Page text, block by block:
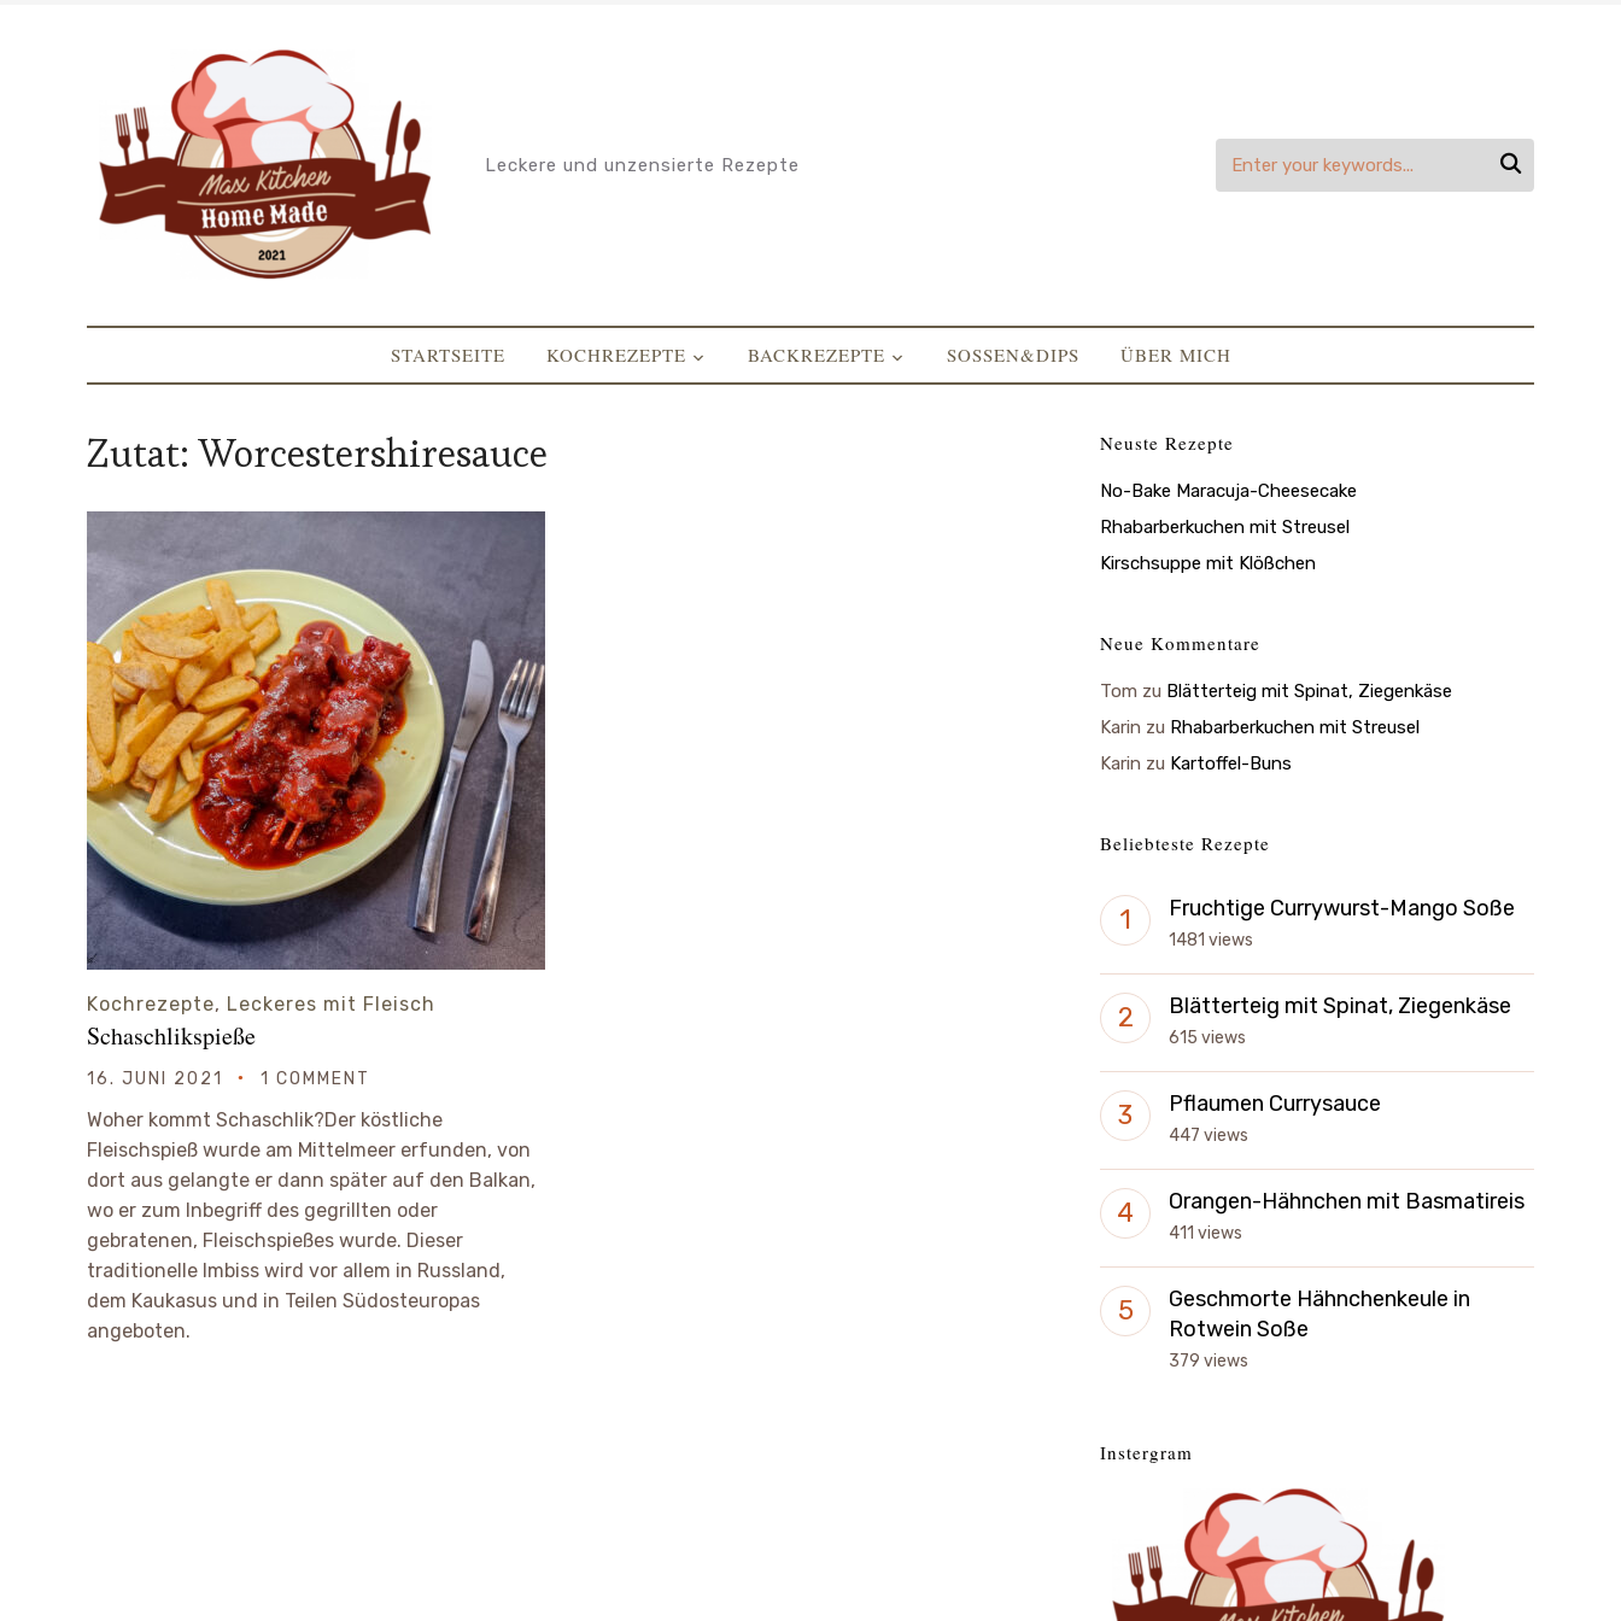
Leckere und unzensierte Rezepte 
STARTSEITE KOCHREZEPTE BACKREZEPTE SOSSEN&DIPS ÜBER MICH
Zutat:Worcestershiresauce
Kochrezepte, Leckeres mit Fleisch
Schaschlikspieße
16. JUNI 2021 1 COMMENT
Woher kommt Schaschlik?Der köstliche
Fleischspieß wurde am Mittelmeer erfunden, von
dort aus gelangte er dann später auf den Balkan,
wo er zum Inbegriff des gegrillten oder
gebratenen, Fleischspießes wurde. Dieser
traditionelle Imbiss wird vor allem in Russland,
dem Kaukasus und in Teilen Südosteuropas
angeboten.
Neuste Rezepte
No-Bake Maracuja-Cheesecake
Rhabarberkuchen mit Streusel
Kirschsuppe mit Klößchen
Neue Kommentare
Tom zu Blätterteig mit Spinat, Ziegenkäse
Karin zu Rhabarberkuchen mit Streusel
Karin zu Kartoffel-Buns
Beliebteste Rezepte
Fruchtige Currywurst-Mango Soße
1481 views
Blätterteig mit Spinat, Ziegenkäse
615 views
Pflaumen Currysauce
447 views
Orangen-Hähnchen mit Basmatireis
411 views
Geschmorte Hähnchenkeule in
Rotwein Soße
379 views
Instergram